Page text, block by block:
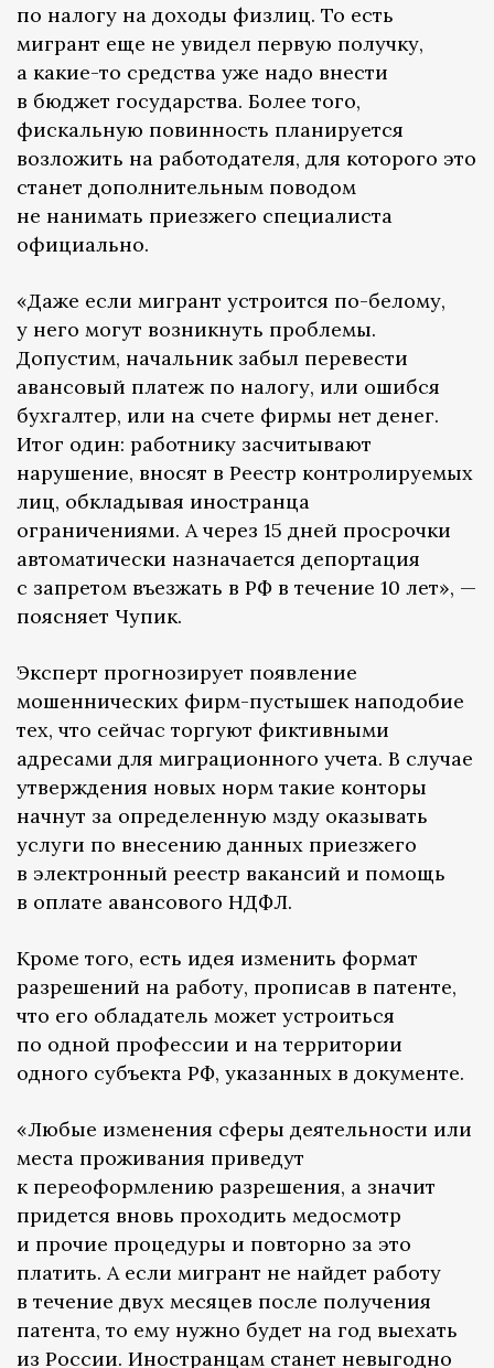
по налогу на доходы физлиц. То есть
мигрант еще не увидел первую получку,
а какие-то средства уже надо внести
в бюджет государства. Более того,
фискальную повинность планируется
возложить на работодателя, для которого это
станет дополнительным поводом
не нанимать приезжего специалиста
официально.
«Даже если мигрант устроится по-белому,
у него могут возникнуть проблемы.
Допустим, начальник забыл перевести
авансовый платеж по налогу, или ошибся
бухгалтер, или на счете фирмы нет денег.
Итог один: работнику засчитывают
нарушение, вносят в Реестр контролируемых
лиц, обкладывая иностранца
ограничениями. А через 15 дней просрочки
автоматически назначается депортация
с запретом въезжать в РФ в течение 10 лет», —
поясняет Чупик.
Эксперт прогнозирует появление
мошеннических фирм-пустышек наподобие
тех, что сейчас торгуют фиктивными
адресами для миграционного учета. В случае
утверждения новых норм такие конторы
начнут за определенную мзду оказывать
услуги по внесению данных приезжего
в электронный реестр вакансий и помощь
в оплате авансового НДФЛ.
Кроме того, есть идея изменить формат
разрешений на работу, прописав в патенте,
что его обладатель может устроиться
по одной профессии и на территории
одного субъекта РФ, указанных в документе.
«Любые изменения сферы деятельности или
места проживания приведут
к переоформлению разрешения, а значит
придется вновь проходить медосмотр
и прочие процедуры и повторно за это
платить. А если мигрант не найдет работу
в течение двух месяцев после получения
патента, то ему нужно будет на год выехать
из России. Иностранцам станет невыгодно